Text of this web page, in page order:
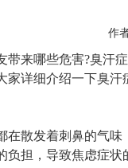
作
来哪些危害?臭汗症
家详细介绍一下臭汗
散发着刺鼻的气味
负担，导致焦虑症状